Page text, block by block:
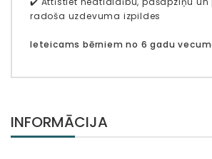
radoša uzdevuma izpildes
Ieteicams bērniem no 6 gadu
INFORMĀCIJA